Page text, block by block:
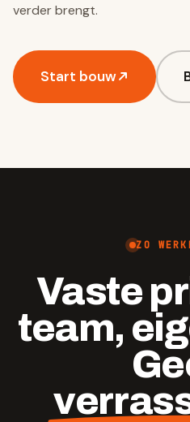
verder brengt.
Start bouw
ZO
Vaste
team,